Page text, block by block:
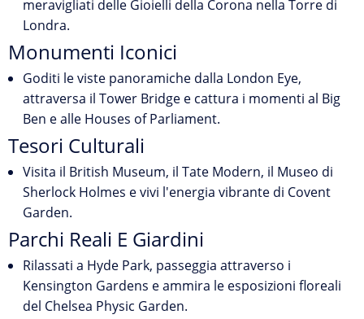
meravigliati delle Gioielli della Corona nella Torre di
Londra.
Monumenti Iconici
Goditi le viste panoramiche dalla London Eye,
attraversa il Tower Bridge e cattura i momenti al Big
Ben e alle Houses of Parliament.
Tesori Culturali
Visita il British Museum, il Tate Modern, il Museo di
Sherlock Holmes e vivi l'energia vibrante di Covent
Garden.
Parchi Reali E Giardini
Rilassati a Hyde Park, passeggia attraverso i
Kensington Gardens e ammira le esposizioni floreali
del Chelsea Physic Garden.